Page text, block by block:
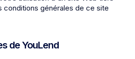
conditions générales de ce site
de YouLend